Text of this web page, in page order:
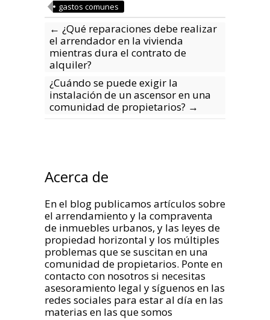
gastos comunes
← ¿Qué reparaciones debe realizar
el arrendador en la vivienda
mientras dura el contrato de
alquiler?
¿Cuándo se puede exigir la
instalación de un ascensor en una
comunidad de propietarios? →
Acerca de
En el blog publicamos artículos sobre
el arrendamiento y la compraventa
de inmuebles urbanos, y las leyes de
propiedad horizontal y los múltiples
problemas que se suscitan en una
comunidad de propietarios. Ponte en
contacto con nosotros si necesitas
asesoramiento legal y síguenos en las
redes sociales para estar al día en las
materias en las que somos